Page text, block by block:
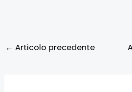
← Articolo precedente